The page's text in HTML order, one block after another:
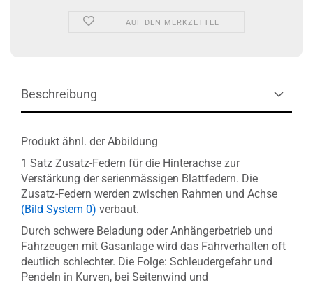
AUF DEN MERKZETTEL
Beschreibung
Produkt ähnl. der Abbildung
1 Satz Zusatz-Federn für die Hinterachse zur
Verstärkung der serienmässigen Blattfedern. Die
Zusatz-Federn werden zwischen Rahmen und Achse
(Bild System 0) verbaut.
Durch schwere Beladung oder Anhängerbetrieb und
Fahrzeugen mit Gasanlage wird das Fahrverhalten oft
deutlich schlechter. Die Folge: Schleudergefahr und
Pendeln in Kurven, bei Seitenwind und